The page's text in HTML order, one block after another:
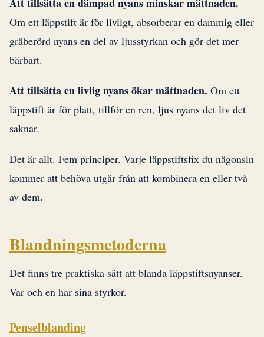
Att tillsätta en dämpad nyans minskar mättnaden.
Om ett läppstift är för livligt, absorberar en dammig eller
gråberörd nyans en del av ljusstyrkan och gör det mer
bärbart.
Att tillsätta en livlig nyans ökar mättnaden. Om ett
läppstift är för platt, tillför en ren, ljus nyans det liv det
saknar.
Det är allt. Fem principer. Varje läppstiftsfix du någonsin
kommer att behöva utgår från att kombinera en eller två
av dem.
Blandningsmetoderna
Det finns tre praktiska sätt att blanda läppstiftsnyanser.
Var och en har sina styrkor.
Penselblanding